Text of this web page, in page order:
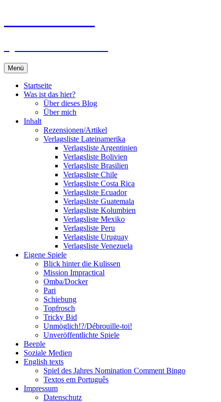
Menü
Startseite
Was ist das hier?
Über dieses Blog
Über mich
Inhalt
Rezensionen/Artikel
Verlagsliste Lateinamerika
Verlagsliste Argentinien
Verlagsliste Bolivien
Verlagsliste Brasilien
Verlagsliste Chile
Verlagsliste Costa Rica
Verlagsliste Ecuador
Verlagsliste Guatemala
Verlagsliste Kolumbien
Verlagsliste Mexiko
Verlagsliste Peru
Verlagsliste Uruguay
Verlagsliste Venezuela
Eigene Spiele
Blick hinter die Kulissen
Mission Impractical
Omba/Docker
Pari
Schiebung
Topfrosch
Tricky Bid
Unmöglich!?/Débrouille-toi!
Unveröffentlichte Spiele
Beeple
Soziale Medien
English texts
Spiel des Jahres Nomination Comment Bingo
Textos em Português
Impressum
Datenschutz